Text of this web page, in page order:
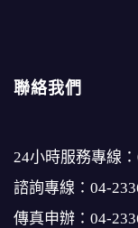
聯絡我們
24小時服務專線：
諮詢專線： 04-
傳真申辦：04-